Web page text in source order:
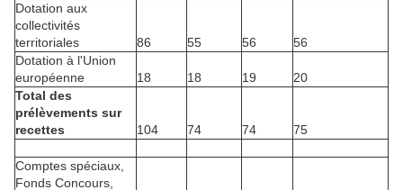
Dotation aux
collectivités
territoriales
86 55 56
56
Dotation à l'Union
européenne
18 18 19
20
Total des
prélèvements sur
recettes
104 74 74 75
Comptes spéciaux,
Fonds Concours,